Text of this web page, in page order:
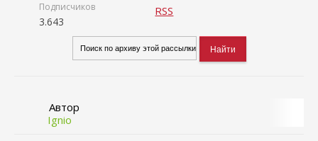
Подписчиков
3.643
RSS
Автор
Ignio